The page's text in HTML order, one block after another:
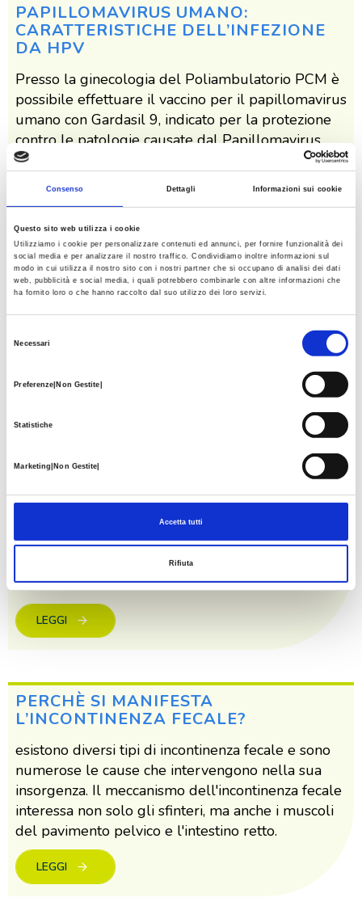
Consenso Dettagli Informazioni sui cookie
Questo sito web utilizza i cookie
Utilizziamo i cookie per personalizzare contenuti ed annunci, per fornire funzionalità dei
social media e per analizzare il nostro traffico. Condividiamo inoltre informazioni sul
modo in cui utilizza il nostro sito con i nostri partner che si occupano di analisi dei dati
web, pubblicità e social media, i quali potrebbero combinarle con altre informazioni che
ha fornito loro o che hanno raccolto dal suo utilizzo dei loro servizi.
Necessari
Preferenze|Non Gestite|
Statistiche
Marketing|Non Gestite|
Accetta tutti
Rifiuta
PAPILLOMAVIRUS UMANO:
CARATTERISTICHE DELL’INFEZIONE
DA HPV
Presso la ginecologia del Poliambulatorio PCM è
possibile effettuare il vaccino per il papillomavirus
umano con Gardasil 9, indicato per la protezione
contro le patologie causate dal Papillomavirus
Umano (HPV) tipo 6, 11, 16, 18, 31, 33, 45, 52, e
pericolosi, in grado di causare patologie genitali
nelle donne.
LEGGI
PAPILLOMAVIRUS UMANO: IL RUOLO
NEL TUMORE DELL’ANO ED IL PAP
TEST ANALE
Il Papilloma virus umano (Hpv) è fra le più diffuse
malattie a trasmissione sessuale ed è responsabile
dell'insorgenza di lesioni quali i condilomi o
precancerose. Il pap test anale e la videoscopia
anale consentono una diagnosi precoce della
presenza dell'infezione ed il monitoraggio delle
lesioni, in modo da intervenire qualora si
verificasse una degenerazione delle stesse in
forme tumorali.
LEGGI
PERCHÈ SI MANIFESTA
L’INCONTINENZA FECALE?
esistono diversi tipi di incontinenza fecale e sono
numerose le cause che intervengono nella sua
insorgenza. Il meccanismo dell'incontinenza fecale
interessa non solo gli sfinteri, ma anche i muscoli
del pavimento pelvico e l'intestino retto.
LEGGI